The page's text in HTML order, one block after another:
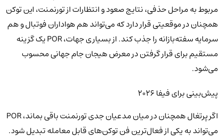
مربوط به مراحل حذفی، نتایج صعود و انتظارات از تورنمنت، این توکن
همچنان در موقعیتی قرار دارد که می‌تواند هم هواداران فوتبال و هم
سرمایه سفته‌بازانه را جذب کند. از بسیاری جهات، POR یک گزینه
مستقیم برای قرار گرفتن در معرض هیجان جام جهانی محسوب
می‌شود.
پیش‌بینی برای فیفا ۲۰۲۶
اگر پرتغال همچنان در میان مدعیان جدی تورنمنت باقی بماند، POR
می‌تواند به یکی از فعال‌ترین فن توکن‌های قابل معامله تبدیل شود.